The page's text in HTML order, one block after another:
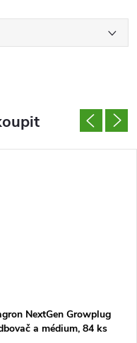
NextGen Growplug
a médium, 84 ks